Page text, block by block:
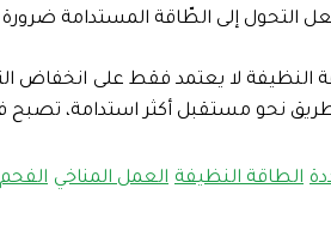
التحول إلى الطّاقة المستدامة
النظيفة لا يعتمد فقط على انخفاض
نحو مستقبل أكثر استدامة، تصبح
الطاقة النظيفة العمل المناخي الفحم